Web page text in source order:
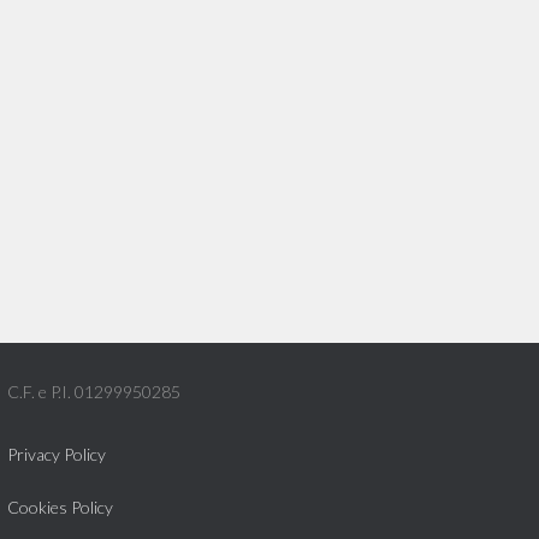
C.F. e P.I. 01299950285
Privacy Policy
Cookies Policy